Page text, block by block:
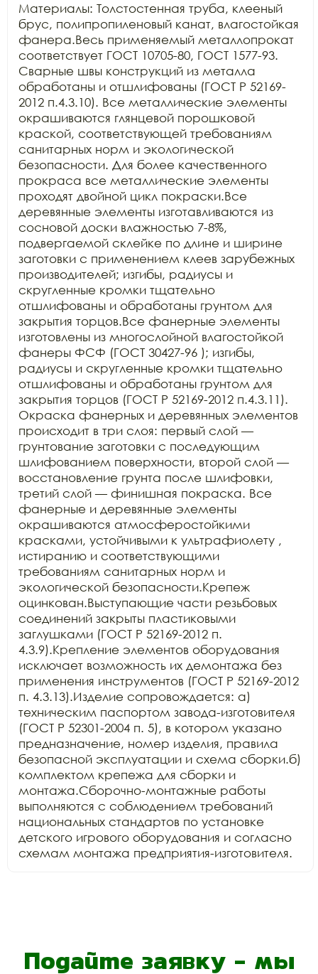
Материалы: Толстостенная труба, клееный
брус, полипропиленовый канат, влагостойкая
фанера.Весь применяемый металлопрокат
соответствует ГОСТ 10705-80, ГОСТ 1577-93.
Сварные швы конструкций из металла
обработаны и отшлифованы (ГОСТ Р 52169-
2012 п.4.3.10). Все металлические элементы
окрашиваются глянцевой порошковой
краской, соответствующей требованиям
санитарных норм и экологической
безопасности. Для более качественного
прокраса все металлические элементы
проходят двойной цикл покраски.Все
деревянные элементы изготавливаются из
сосновой доски влажностью 7-8%,
подвергаемой склейке по длине и ширине
заготовки с применением клеев зарубежных
производителей; изгибы, радиусы и
скругленные кромки тщательно
отшлифованы и обработаны грунтом для
закрытия торцов.Все фанерные элементы
изготовлены из многослойной влагостойкой
фанеры ФСФ (ГОСТ 30427-96 ); изгибы,
радиусы и скругленные кромки тщательно
отшлифованы и обработаны грунтом для
закрытия торцов (ГОСТ Р 52169-2012 п.4.3.11).
Окраска фанерных и деревянных элементов
происходит в три слоя: первый слой —
грунтование заготовки с последующим
шлифованием поверхности, второй слой —
восстановление грунта после шлифовки,
третий слой — финишная покраска. Все
фанерные и деревянные элементы
окрашиваются атмосферостойкими
красками, устойчивыми к ультрафиолету ,
истиранию и соответствующими
требованиям санитарных норм и
экологической безопасности.Крепеж
оцинкован.Выступающие части резьбовых
соединений закрыты пластиковыми
заглушками (ГОСТ Р 52169-2012 п.
4.3.9).Крепление элементов оборудования
исключает возможность их демонтажа без
применения инструментов (ГОСТ Р 52169-2012
п. 4.3.13).Изделие сопровождается: а)
техническим паспортом завода-изготовителя
(ГОСТ Р 52301-2004 п. 5), в котором указано
предназначение, номер изделия, правила
безопасной эксплуатации и схема сборки.б)
комплектом крепежа для сборки и
монтажа.Сборочно-монтажные работы
выполняются с соблюдением требований
национальных стандартов по установке
детского игрового оборудования и согласно
схемам монтажа предприятия-изготовителя.
Подайте заявку - мы